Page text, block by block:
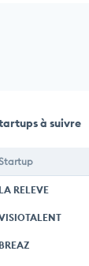
à suivre
LA RELEVE
BREAZ